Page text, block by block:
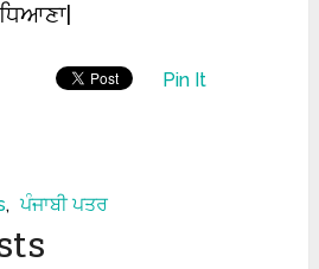
Pin It
, ਪੰਜਾਬੀ ਪਤਰ